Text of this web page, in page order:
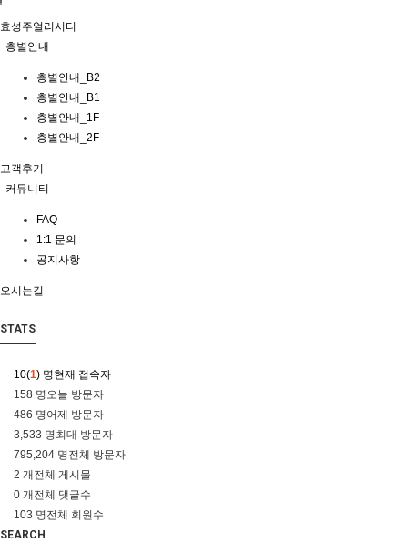
효성주얼리시티
층별안내
층별안내_B2
층별안내_B1
층별안내_1F
층별안내_2F
고객후기
커뮤니티
FAQ
1:1 문의
공지사항
오시는길
STATS
10(1) 명현재 접속자
158 명오늘 방문자
486 명어제 방문자
3,533 명최대 방문자
795,204 명전체 방문자
2 개 전체 게시물
0 개 전체 댓글수
103 명전체 회원수
SEARCH